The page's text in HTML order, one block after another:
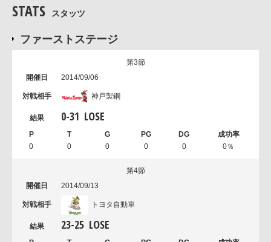
STATS スタッツ
ファーストステージ
第3節
2014/09/06
神戸製鋼
0-31 LOSE
0 0 0 0 0 0％
第4節
2014/09/13
トヨタ自動車
23-25 LOSE